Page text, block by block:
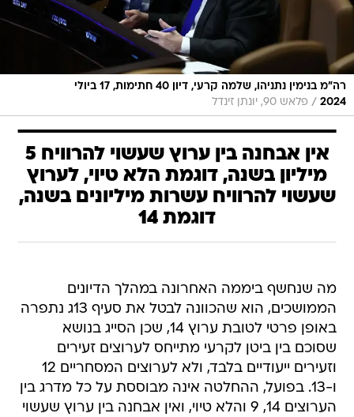
רה"מ בנימין נתניהו, שלמה קרעי, דיון 40 חתימות, 17 ביולי
2024
/ פלאש 90, יונתן זינדל
אין אבחנה בין ערוץ שעשוי להרוויח 5
מיליון בשנה, דוגמת הלא טיוי, לערוץ
שעשוי להרוויח עשרות מיליונים בשנה,
דוגמת 14
מה שנחשף ביממה האחרונה במהלך הדיונים
הממושכים, הוא שהכוונה לבטל את סעיף 13ג נתפרה
באופן פרטי לטובת ערוץ 14, שכן הסייג בנושא
שסוכם בין ביטן לקרעי מתייחס לערוצים זעירים
וזעירים ייעודיים בלבד, ולא לערוצים המסחריים 12
ו-13. בפועל, ההחלטה אינה מבוססת על כל מדרג בין
הערוצים 14, 9 והלא טיוי, ואין אבחנה בין ערוץ שעשוי